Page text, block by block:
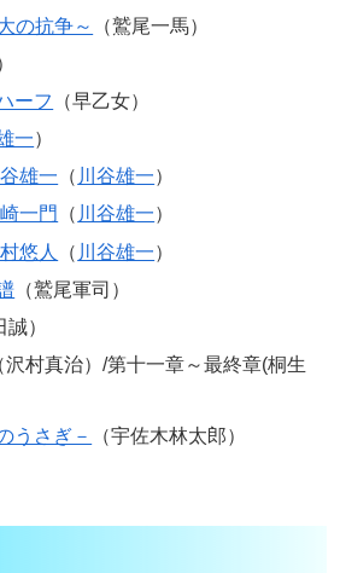
の抗争～
（鷲尾一馬）
ーフ
（早乙女）
一）
雄一 （ 川谷雄一）
一門
（ 川谷雄一）
悠人
（ 川谷雄一）
（鷲尾軍司）
誠）
沢村真治）/第十一章～最終章(桐生
うさぎ－
（宇佐木林太郎）